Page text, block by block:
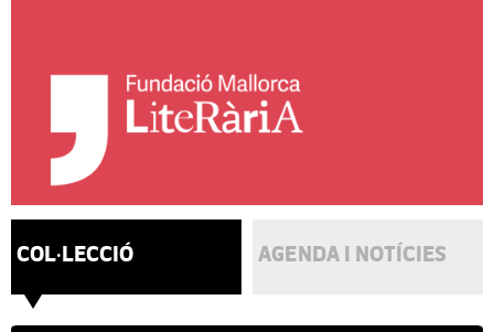
COL·LECCIÓ AGENDA I NOTÍCIES